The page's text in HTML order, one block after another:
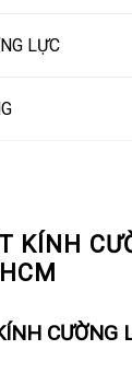
KÍNH
CƯỜNG
LỰC